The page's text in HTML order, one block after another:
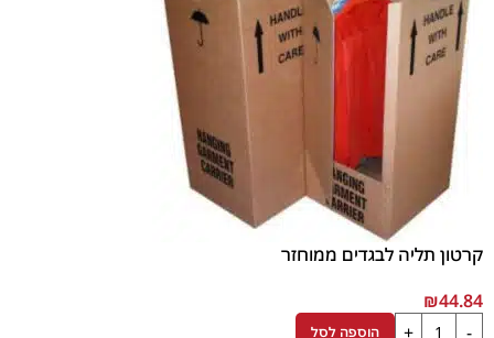
קרטון תליה לבגדים ממוחזר
₪44.84
הוספה לסל